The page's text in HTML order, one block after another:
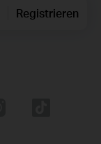
Registrieren